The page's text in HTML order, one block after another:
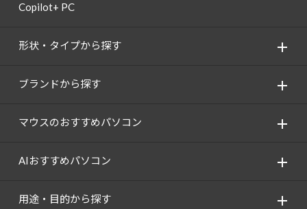
Copilot+ PC
形状・タイプから探す
ブランドから探す
マウスのおすすめパソコン
AIおすすめパソコン
用途・目的から探す